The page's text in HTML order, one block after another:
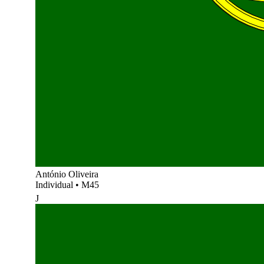
António Oliveira
Individual • M45
J